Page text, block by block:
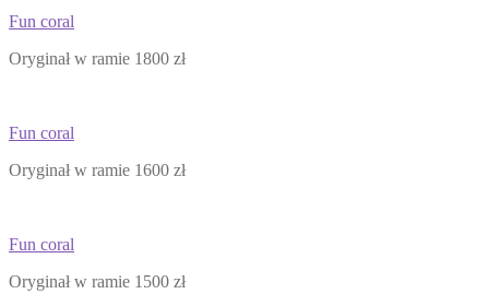
Fun coral
Oryginał w ramie 1800 zł
Fun coral
Oryginał w ramie 1600 zł
Fun coral
Oryginał w ramie 1500 zł